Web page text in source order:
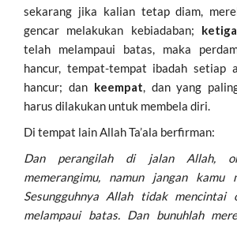
sekarang jika kalian tetap diam,
gencar melakukan kebiadaban; ketiga
telah melampaui batas, maka
hancur, tempat-tempat ibadah setiap
hancur; dan keempat, dan yang
harus dilakukan untuk membela diri.
Di tempat lain Allah Ta’ala berfirman:
Dan perangilah di jalan Allah,
memerangimu, namun jangan kamu
Sesungguhnya Allah tidak mencintai
melampaui batas. Dan bunuhlah